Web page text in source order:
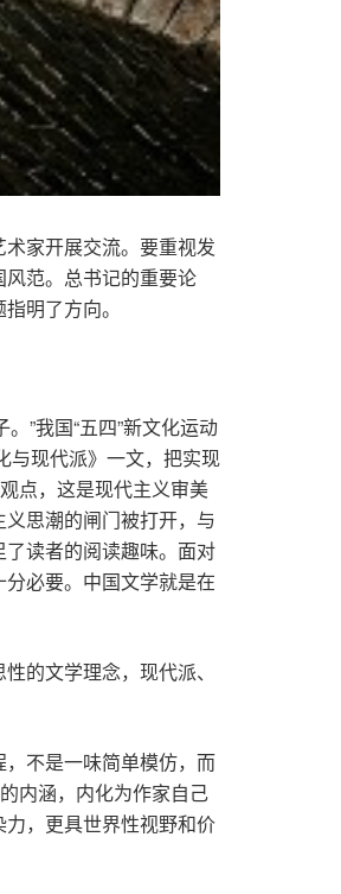
家开展交流。要重视发
范。总书记的重要论
明了方向。
”我国“五四”新文化运动
与现代派》一文，把实现
点，这是现代主义审美
思潮的闸门被打开，与
读者的阅读趣味。面对
必要。中国文学就是在
的文学理念，现代派、
不是一味简单模仿，而
内涵，内化为作家自己
，更具世界性视野和价